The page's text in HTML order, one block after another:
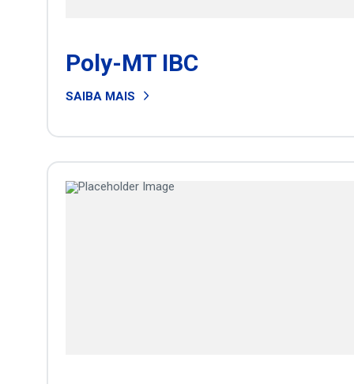
Poly-MT IBC
SAIBA MAIS